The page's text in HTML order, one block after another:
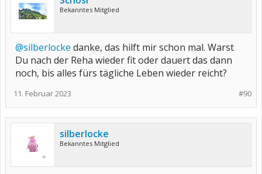
Bekanntes Mitglied
@silberlocke danke, das hilft mir schon mal. Warst
Du nach der Reha wieder fit oder dauert das dann
noch, bis alles fürs tägliche Leben wieder reicht?
#90
11. Februar 2023
silberlocke
Bekanntes Mitglied